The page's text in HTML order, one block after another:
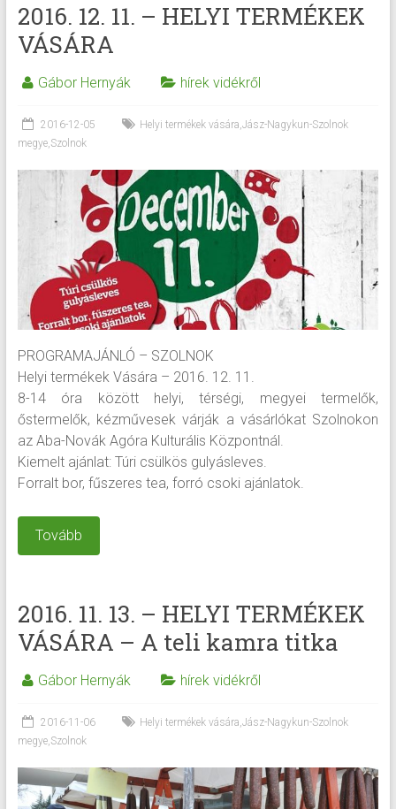
2016. 12. 11. – HELYI TERMÉKEK
VÁSÁRA
Gábor Hernyák hírek vidékről
2016-12-05 Helyi termékek vására,Jász-Nagykun-Szolnok
megye,Szolnok
PROGRAMAJÁNLÓ – SZOLNOK
Helyi termékek Vására – 2016. 12. 11.
8-14 óra között helyi, térségi, megyei termelők,
őstermelők, kézművesek várják a vásárlókat Szolnokon
az Aba-Novák Agóra Kulturális Központnál.
Kiemelt ajánlat: Túri csülkös gulyásleves.
Forralt bor, fűszeres tea, forró csoki ajánlatok.
Tovább
2016. 11. 13. – HELYI TERMÉKEK
VÁSÁRA – A teli kamra titka
Gábor Hernyák hírek vidékről
2016-11-06 Helyi termékek vására Jász-Nagykun-Szolnok
megye, Szolnok